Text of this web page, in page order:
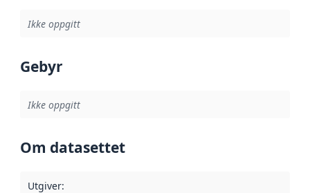
Ikke oppgitt
Gebyr
Ikke oppgitt
Om datasettet
Utgiver: